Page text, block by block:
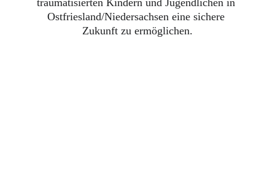
traumatisierten Kindern und Jugendlichen in
Ostfriesland/Niedersachsen eine sichere
Zukunft zu ermöglichen.